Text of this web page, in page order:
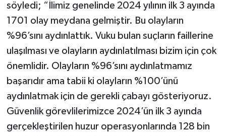
söyledi; “İlimiz genelinde 2024 yılının ilk 3 ayında
1701 olay meydana gelmiştir. Bu olayların
%96’sını aydınlattık. Vuku bulan suçların faillerine
ulaşılması ve olayların aydınlatılması bizim için çok
önemlidir. Olayların %96’sını aydınlatmamız
başarıdır ama tabii ki olayların %100’ünü
aydınlatmak için de gerekli çabayı gösteriyoruz.
Güvenlik görevlilerimizce 2024’ün ilk 3 ayında
gerçekleştirilen huzur operasyonlarında 128 bin